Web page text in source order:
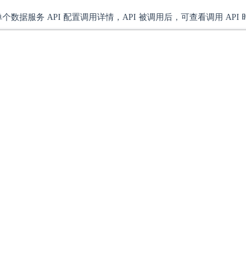
个数据服务 API 配置调用详情，API 被调用后，可查看调用 API